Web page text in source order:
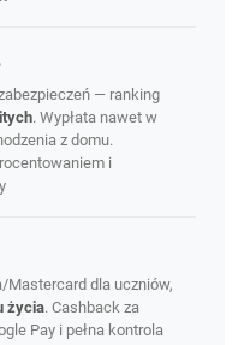
— ranking
. Wypłata nawet w
z domu.
i
Mastercard dla uczniów,
życia. Cashback za
Pay i pełna kontrola